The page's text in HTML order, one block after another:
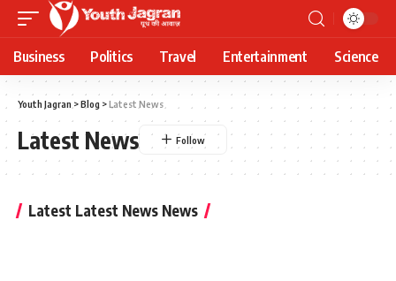
Business Politics Travel Entertainment Science
Youth Jagran >Blog >Latest News
Latest News
Latest Latest News News